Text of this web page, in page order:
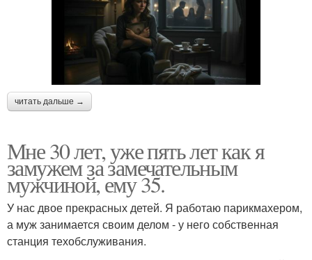
читать дальше →
Мне 30 лет, уже пять лет как я
замужем за замечательным
мужчиной, ему 35.
У нас двое прекрасных детей. Я работаю парикмахером,
а муж занимается своим делом - у него собственная
станция техобслуживания.